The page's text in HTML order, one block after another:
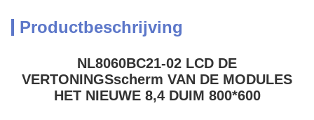
Productbeschrijving
NL8060BC21-02 LCD DE
VERTONINGSscherm VAN DE MODULES
HET NIEUWE 8,4 DUIM 800*600